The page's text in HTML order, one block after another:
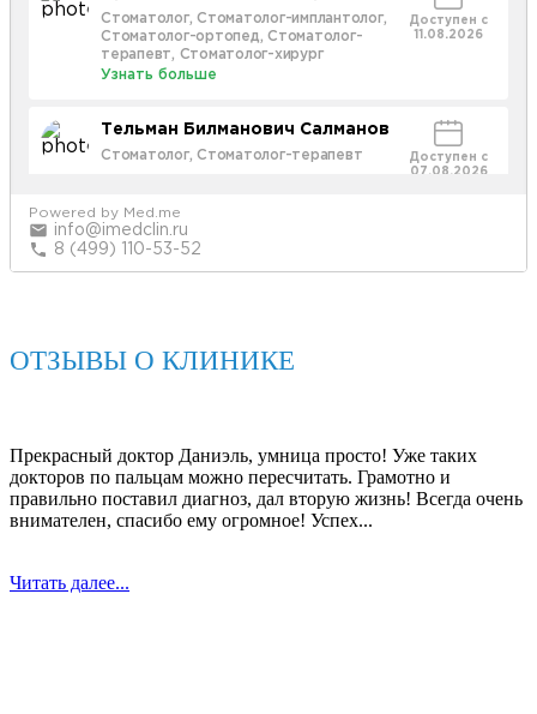
ОТЗЫВЫ О КЛИНИКЕ
Прекрасный доктор Даниэль, умница просто! Уже таких
докторов по пальцам можно пересчитать. Грамотно и
правильно поставил диагноз, дал вторую жизнь! Всегда очень
внимателен, спасибо ему огромное! Успех...
Читать далее...